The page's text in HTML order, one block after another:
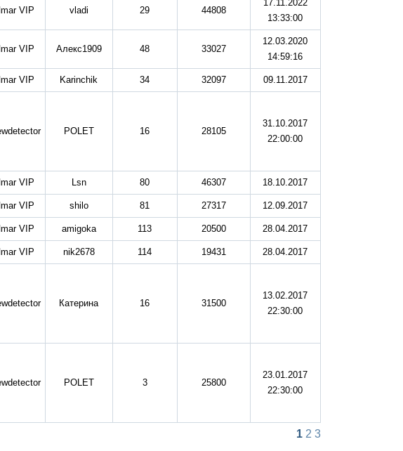
VIP vladi 29 44808
17.11.2022
13:33:00
VIP Алекс1909 48 33027
12.03.2020
14:59:16
VIP Karinchik 34 32097 09.11.2017
POLET 16 28105
31.10.2017
22:00:00
VIP Lsn 80 46307 18.10.2017
VIP shilo 81 27317 12.09.2017
VIP amigoka 113 20500 28.04.2017
VIP nik2678 114 19431 28.04.2017
Катерина 16 31500
13.02.2017
22:30:00
POLET 3 25800
23.01.2017
22:30:00
1 2 3